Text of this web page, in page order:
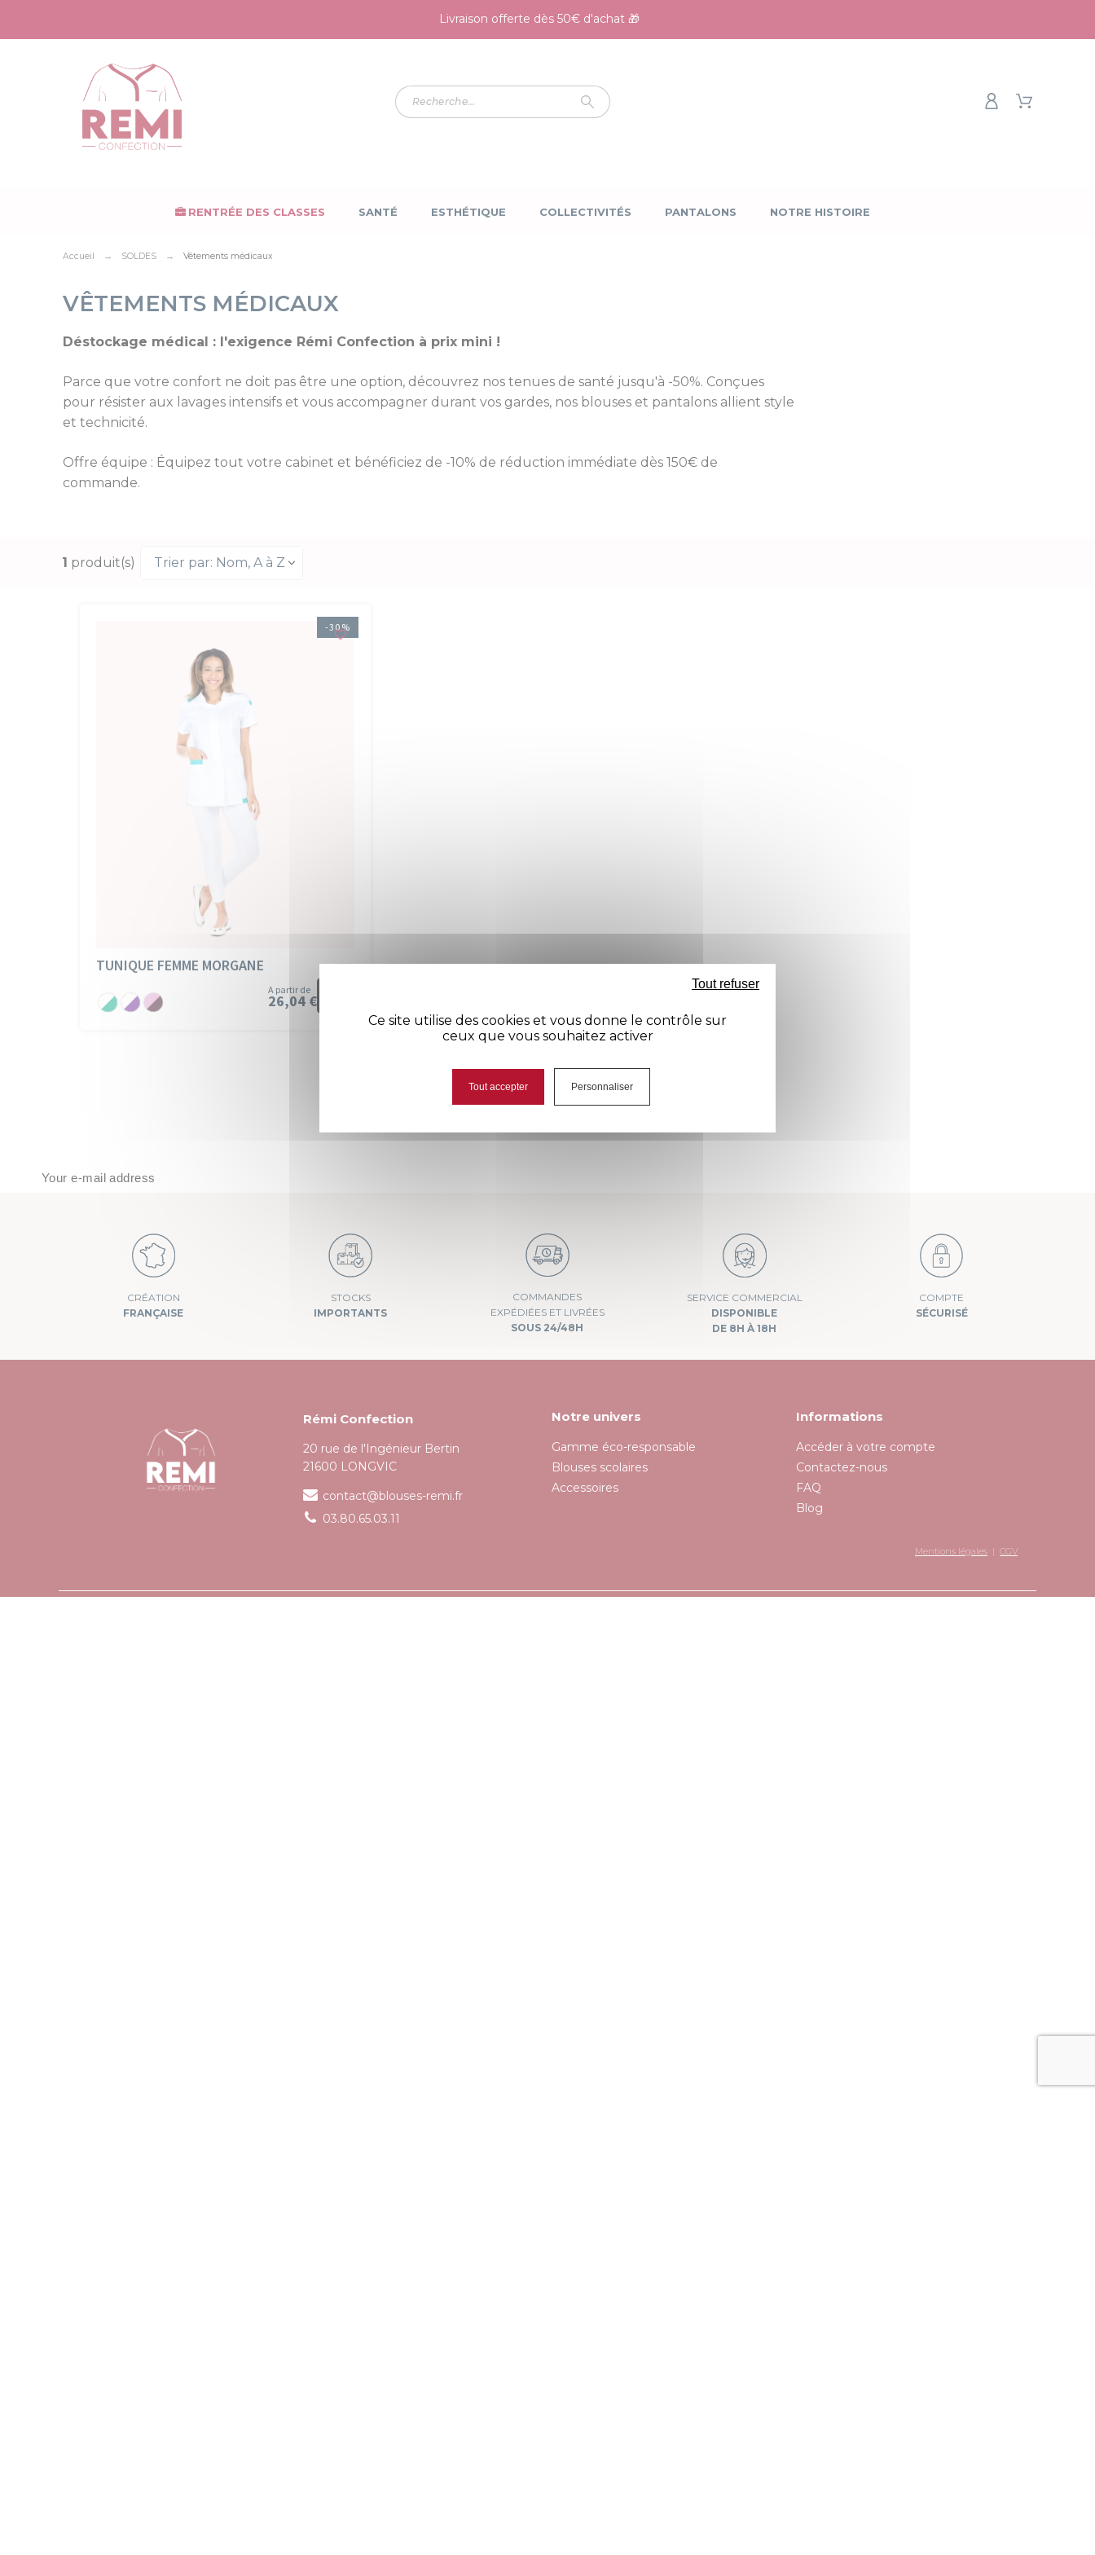
Livraison offerte dès 50€ d'achat 🎁
RENTRÉE DES CLASSES SANTÉ ESTHÉTIQUE COLLECTIVITÉS PANTALONS NOTRE HISTOIRE
Accueil SOLDES Vêtements médicaux
VÊTEMENTS MÉDICAUX
Déstockage médical : l'exigence Rémi Confection à prix mini !
Parce que votre confort ne doit pas être une option, découvrez nos tenues de santé jusqu'à -50%. Conçues
pour résister aux lavages intensifs et vous accompagner durant vos gardes, nos blouses et pantalons allient style
et technicité.
Offre équipe : Équipez tout votre cabinet et bénéficiez de -10% de réduction immédiate dès 150€ de
commande.
1 produit(s) Trier par: Nom, A à Z
TUNIQUE FEMME MORGANE
A partir de
26,04 €
PC
PC PC
-30%
CRÉATION
FRANÇAISE
STOCKS
IMPORTANTS
COMMANDES
EXPÉDIÉES ET LIVRÉES
SOUS 24/48H
SERVICE COMMERCIAL
DISPONIBLE
DE 8H À 18H
COMPTE
SÉCURISÉ
Rémi Confection
20 rue de l'Ingénieur Bertin
21600 LONGVIC
contact@blouses-remi.fr
03.80.65.03.11
Notre univers
Gamme éco-responsable
Blouses scolaires
Accessoires
Informations
Accéder à votre compte
Contactez-nous
FAQ
Blog
Mentions légales | CGV
Ce site utilise des cookies et vous donne le contrôle sur
ceux que vous souhaitez activer
Tout accepter
Tout refuser
Personnaliser